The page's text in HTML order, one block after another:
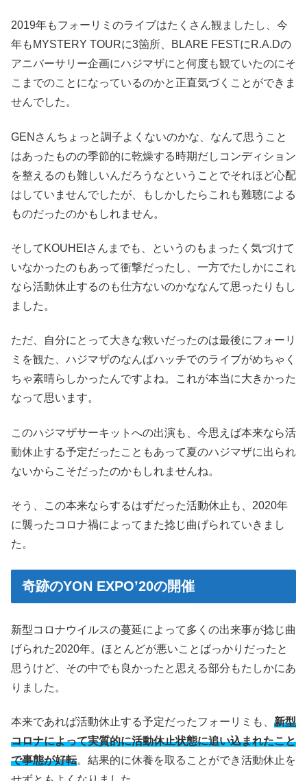
2019年もフォーリミのライブはたくさん観ましたし、今
年もMYSTERY TOURに3箇所、BLARE FESTにR.A.Dの
アニバーサリー企画にハジマザにと何度も観ていたのにそ
こまでのことになっているのかと正直気づくことができま
せんでした。
GENさんちょっと調子よくないのかな、なんて思うこと
はあったものの季節的に乾燥する時期だしコンディション
を整えるのも難しいんだろうなということでそれほど心配
はしていませんでしたが、もしかしたらこれも難聴による
ものだったのかもしれません。
そしてKOUHEIさんまでも、というのもまったく気づけて
いなかったのもあって衝撃だったし、一方でたしかにこれ
なら活動休止するのも仕方ないのかななんて思ったりもし
ました。
ただ、自分にとって大きな救いだったのは最後にフォーリ
ミを観た、ハジマザのなんばハッチでのライブがめちゃく
ちゃ素晴らしかったんですよね。これが本当に大きかった
なって思います。
このハジマザサーキットへの出演も、今思えば本来なら活
動休止する予定だったこともあって夏のハジマザに出られ
ないからこそだったのかもしれませんね。
そう、この本来ならするはずだった活動休止も、2020年
に襲ったコロナ禍によってまた捻じ曲げられていきまし
た。
奇跡のYON EXPO’20の開催
新型コロナウイルスの蔓延によって多くの出来事が捻じ曲
げられた2020年。ほとんどが悪いことばっかりだったと
思うけど、その中でも良かったと思える部分もたしかにあ
りました。
本来であれば活動休止する予定だったフォーリミも、 新型
コロナによって実質的に活動休止状態に追い込まれたこと
で事態が好転。結果的に休養を取ることができ活動休止を